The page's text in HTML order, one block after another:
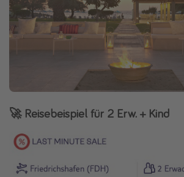
🚀 Reisebeispiel für 2 Erw. + Kind